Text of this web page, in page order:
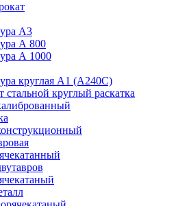
А3
А 800
А 1000
круглая А1 (А240C)
стальной круглый раскатка